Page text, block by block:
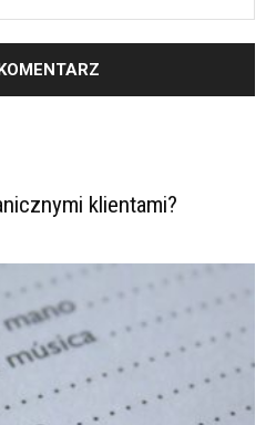
klientami?